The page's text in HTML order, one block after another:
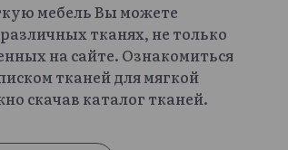
мебель Вы можете
тканях, не только
на сайте. Ознакомиться
тканей для мягкой
скачав каталог тканей.